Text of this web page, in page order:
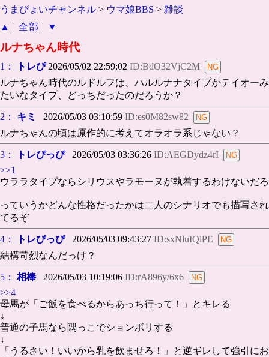
うまぴょいチャンネル > ウマ娘BBS > 雑談
▲
| 全部 | ▼
ルナちゃん時代
1： トレぴ2026/05/02 22:59:02 ID:BdO32VjC2M
ルナちゃん時代のルドルフは、ハルルナナタイプかテイオーみ
たいなタイプ、どっちだったのだろうか？
2： キミ 2026/05/03 03:10:59 ID:es0M82sw82
ルナちゃんの頃は原作的に考えてオラオラ系じゃない？
3： トレぴっぴ2026/05/03 03:36:26 ID:AEGDydz4rI
>>1
ウララタイプならシリウスやラモーヌが執着するわけないだろ
っていうかどんな性格だったかは二人のシナリオでも描写され
てるぞ
4： トレぴっぴ2026/05/03 09:43:27 ID:sxNluIQlPE
結構苛烈なんだっけ？
5： 相棒2026/05/03 10:19:06 ID:rA896y/6x6
>>4
母馬が「ご飯を食べるからあっち行って！」とキレる
↓
普通の子馬なら隅っこでションボリする
↓
「うるさい！いいから乳を飲ませろ！」と逆ギレして強引にお